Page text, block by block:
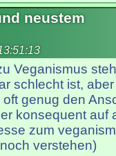
neustem
Veganismus
schlecht ist,
genug den
konsequent auf
zum
verstehen)